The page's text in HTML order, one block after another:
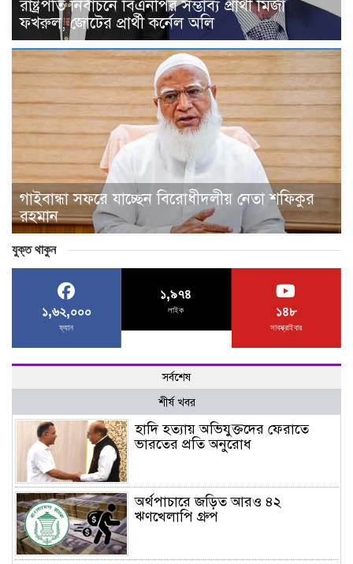
রাষ্ট্রপতি নির্বাচনে বিএনপির সম্ভাব্য প্রার্থী মির্জা
ফখরুল, জোটের প্রার্থী কর্নেল অলি
গাইবান্ধা সফরে যাচ্ছেন বিরোধীদলীয় নেতা শফিকুর
রহমান
যুক্ত থাকুন
১,৬২,০০০
ফ্যান
১,৯৭৪
লাইক ১৪৮
সাবস্ক্রাইবার
সর্বশেষ
শীর্ষ খবর
হাদি হত্যায় অভিযুক্তদের ফেরাতে
ভারতের প্রতি অনুরোধ
অর্থপাচারে জড়িত আরও ৪২
ঋণখেলাপি গ্রুপ